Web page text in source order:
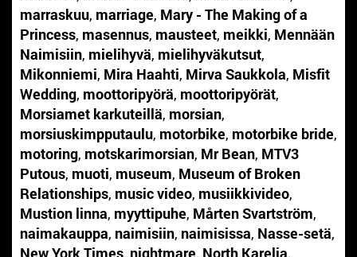
marraskuu, marriage, Mary - The Making of a
Princess, masennus, mausteet, meikki, Mennään
Naimisiin, mielihyvä, mielihyväkutsut,
Mikonniemi, Mira Haahti, Mirva Saukkola, Misfit
Wedding, moottoripyörä, moottoripyörät,
Morsiamet karkuteillä, morsian,
morsiuskimpputaulu, motorbike, motorbike bride,
motoring, motskarimorsian, Mr Bean, MTV3
Putous, muoti, museum, Museum of Broken
Relationships, music video, musiikkivideo,
Mustion linna, myyttipuhe, Mårten Svartström,
naimakauppa, naimisiin, naimisissa, Nasse-setä,
New York Times, nightmare, North Karelia,